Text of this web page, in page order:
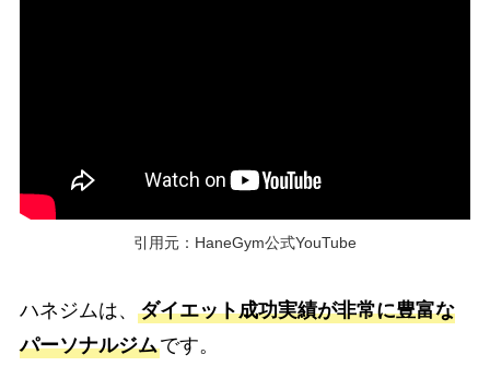
引用元：HaneGym公式YouTube
ハネジムは、 ダイエット成功実績が非常に豊富な
パーソナルジムです。